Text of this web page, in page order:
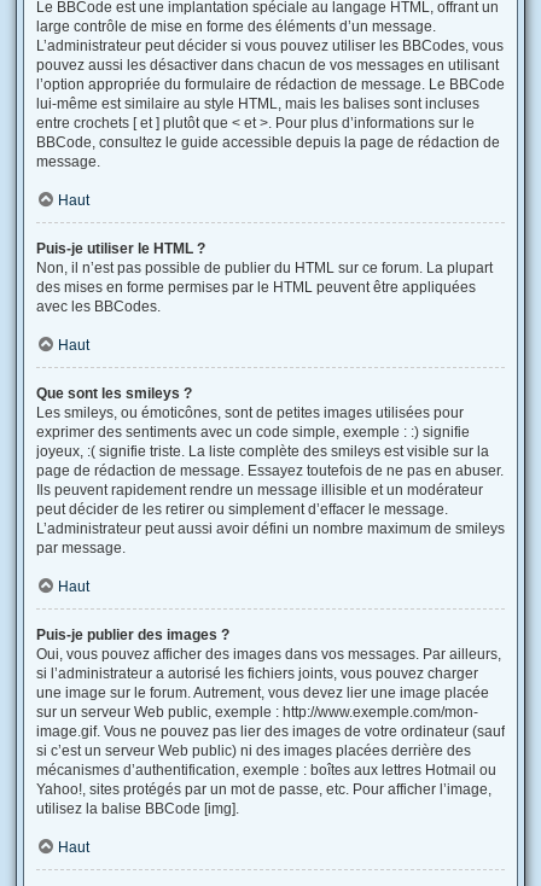
Le BBCode est une implantation spéciale au langage HTML, offrant un
large contrôle de mise en forme des éléments d’un message.
L’administrateur peut décider si vous pouvez utiliser les BBCodes, vous
pouvez aussi les désactiver dans chacun de vos messages en utilisant
l’option appropriée du formulaire de rédaction de message. Le BBCode
lui-même est similaire au style HTML, mais les balises sont incluses
entre crochets [ et ] plutôt que < et >. Pour plus d’informations sur le
BBCode, consultez le guide accessible depuis la page de rédaction de
message.
Haut
Puis-je utiliser le HTML ?
Non, il n’est pas possible de publier du HTML sur ce forum. La plupart
des mises en forme permises par le HTML peuvent être appliquées
avec les BBCodes.
Haut
Que sont les smileys ?
Les smileys, ou émoticônes, sont de petites images utilisées pour
exprimer des sentiments avec un code simple, exemple : :) signifie
joyeux, :( signifie triste. La liste complète des smileys est visible sur la
page de rédaction de message. Essayez toutefois de ne pas en abuser.
Ils peuvent rapidement rendre un message illisible et un modérateur
peut décider de les retirer ou simplement d’effacer le message.
L’administrateur peut aussi avoir défini un nombre maximum de smileys
par message.
Haut
Puis-je publier des images ?
Oui, vous pouvez afficher des images dans vos messages. Par ailleurs,
si l’administrateur a autorisé les fichiers joints, vous pouvez charger
une image sur le forum. Autrement, vous devez lier une image placée
sur un serveur Web public, exemple : http://www.exemple.com/mon-
image.gif. Vous ne pouvez pas lier des images de votre ordinateur (sauf
si c’est un serveur Web public) ni des images placées derrière des
mécanismes d’authentification, exemple : boîtes aux lettres Hotmail ou
Yahoo!, sites protégés par un mot de passe, etc. Pour afficher l’image,
utilisez la balise BBCode [img].
Haut